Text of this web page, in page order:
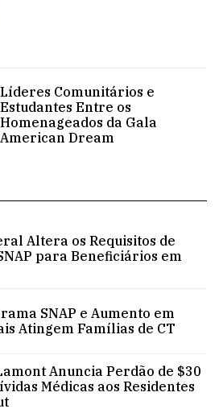
Líderes Comunitários e
Estudantes Entre os
Homenageados da Gala
American Dream
Altera os Requisitos de
para Beneficiários em
SNAP e Aumento em
Atingem Famílias de CT
Anuncia Perdão de $30
Médicas aos Residentes